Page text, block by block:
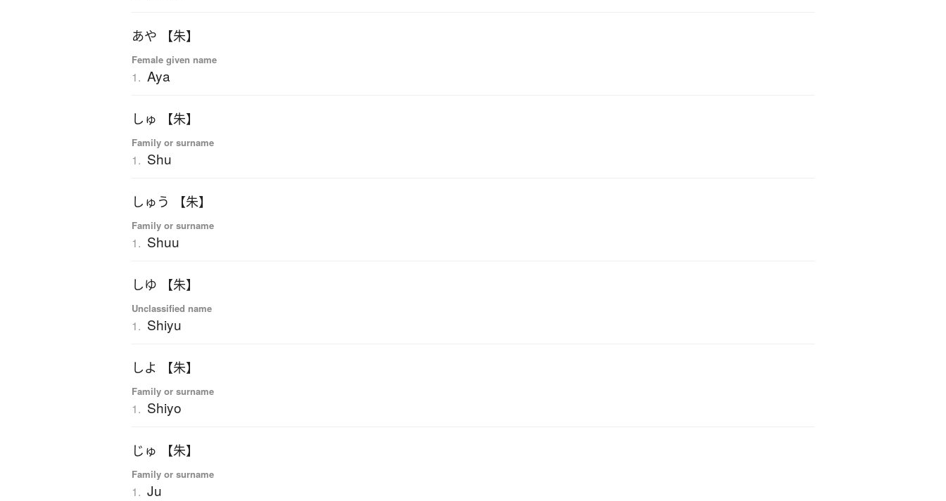
あや 【朱】
Female given name
1. Aya
しゅ 【朱】
Family or surname
1. Shu
しゅう 【朱】
Family or surname
1. Shuu
しゆ 【朱】
Unclassified name
1. Shiyu
しよ 【朱】
Family or surname
1. Shiyo
じゅ 【朱】
Family or surname
1. Ju